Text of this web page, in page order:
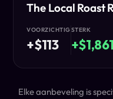
The Local Roast
VOORZICHTIG
+$113
STERK
+$1,861
Elke aanbeveling is